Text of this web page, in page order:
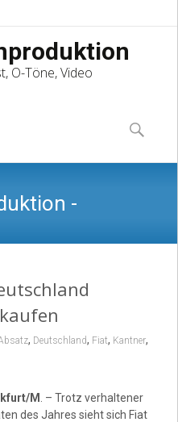
O-Töne, Video
to
content
Suchen
nach:
-
Podcast, O-Töne,
, Deutschland, Fiat, Kantner,
M
. – Trotz verhaltener
des Jahres sieht sich Fiat